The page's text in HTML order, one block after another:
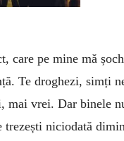
care pe mine mă
Te droghezi, simți
mai vrei. Dar binele
trezești niciodată